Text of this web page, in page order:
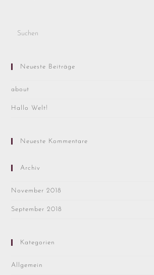
Neueste Beiträge
about
Hallo Welt!
Neueste Kommentare
Archiv
November 2018
September 2018
Kategorien
Allgemein